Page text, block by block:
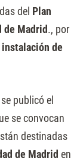
del Plan
de Madrid., por
instalación de
publicó el
se convocan
destinadas
de Madrid en